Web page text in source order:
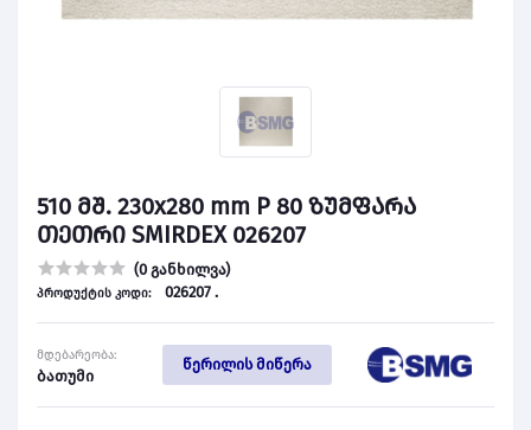
510 მშ. 230x280 mm P 80 ზუმფარა
თეთრი SMIRDEX 026207
(0 განხილვა)
პროდუქტის კოდი: 026207 .
მდებარეობა:
ბათუმი
წერილის მიწერა